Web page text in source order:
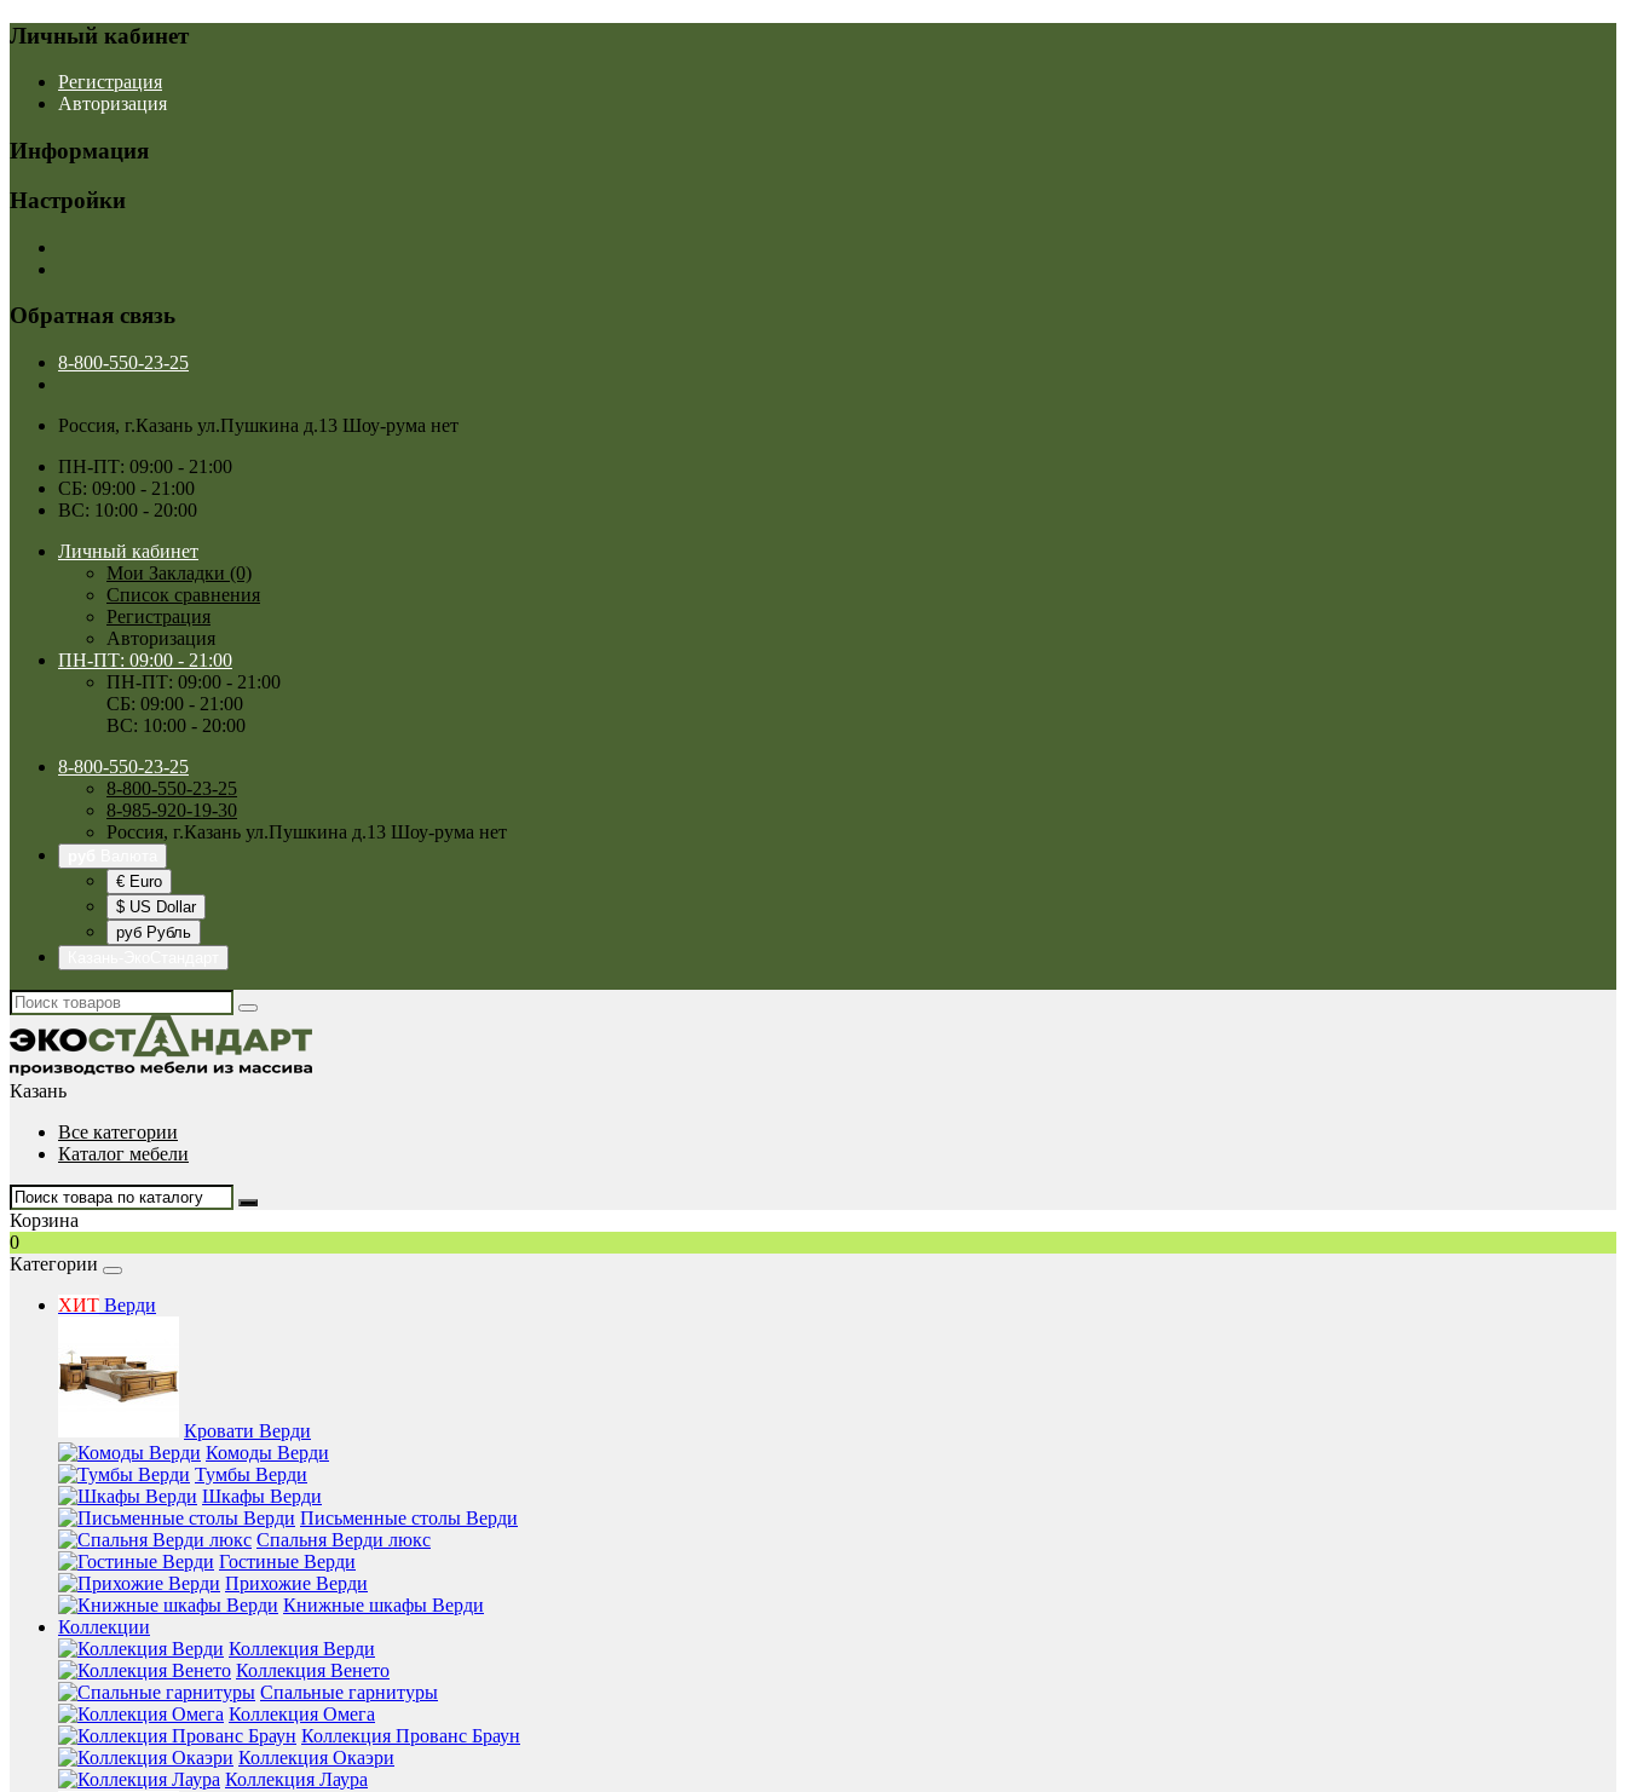
Личный кабинет
Регистрация
Авторизация
Информация
Настройки
Обратная связь
8-800-550-23-25
Россия, г.Казань ул.Пушкина д.13 Шоу-рума нет
ПН-ПТ: 09:00 - 21:00
СБ: 09:00 - 21:00
ВС: 10:00 - 20:00
Личный кабинет
Мои Закладки (0)
Список сравнения
Регистрация
Авторизация
ПН-ПТ: 09:00 - 21:00
ПН-ПТ: 09:00 - 21:00
СБ: 09:00 - 21:00
ВС: 10:00 - 20:00
8-800-550-23-25
8-800-550-23-25
8-985-920-19-30
Россия, г.Казань ул.Пушкина д.13 Шоу-рума нет
€ Euro
$ US Dollar
руб Рубль
Казань
Все категории
Каталог мебели
Корзина
0
Категории
ХИТ Верди
Кровати Верди
Комоды Верди
Тумбы Верди
Шкафы Верди
Письменные столы Верди
Спальня Верди люкс
Гостиные Верди
Прихожие Верди
Книжные шкафы Верди
Коллекции
Коллекция Верди
Коллекция Венето
Спальные гарнитуры
Коллекция Омега
Коллекция Прованс Браун
Коллекция Окаэри
Коллекция Лаура